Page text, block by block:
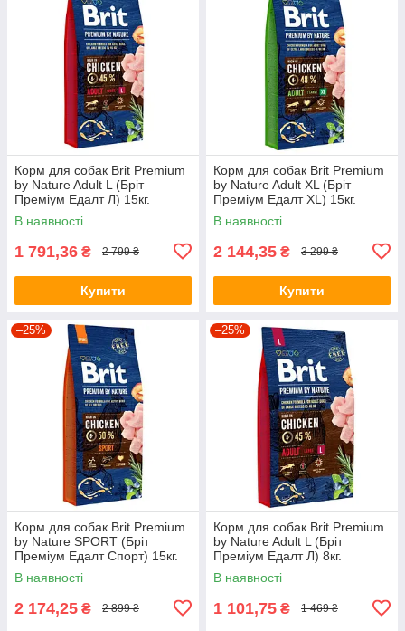
Корм для собак Brit Premium
by Nature Adult L (Бріт
Преміум Едалт Л) 15кг.
В наявності
1 791,36 ₴ 2 799 ₴
Купити
Корм для собак Brit Premium
by Nature Adult XL (Бріт
Преміум Едалт XL) 15кг.
В наявності
2 144,35 ₴ 3 299 ₴
Купити
–25%
Корм для собак Brit Premium
by Nature SPORT (Бріт
Преміум Едалт Спорт) 15кг.
В наявності
2 174,25 ₴ 2 899 ₴
–25%
Корм для собак Brit Premium
by Nature Adult L (Бріт
Преміум Едалт Л) 8кг.
В наявності
1 101,75 ₴ 1 469 ₴